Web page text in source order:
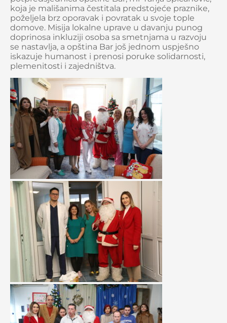
koja je mališanima čestitala predstojeće praznike,
poželjela brz oporavak i povratak u svoje tople
domove. Misija lokalne uprave u davanju punog
doprinosa inkluziji osoba sa smetnjama u razvoju
se nastavlja, a opština Bar još jednom uspješno
iskazuje humanost i prenosi poruke solidarnosti,
plemenitosti i zajedništva.